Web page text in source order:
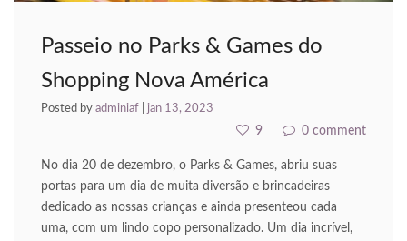
panel
Panel
Passeio no Parks & Games do
Shopping Nova América
Posted by adminiaf jan 13, 2023
9 0 comment
No dia 20 de dezembro, o Parks & Games, abriu suas
portas para um dia de muita diversão e brincadeiras
dedicado as nossas crianças e ainda presenteou cada
uma, com um lindo copo personalizado. Um dia incrível,